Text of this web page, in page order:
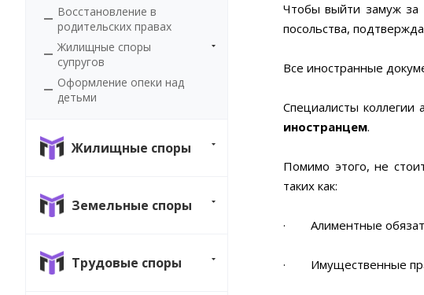
Восстановление в
родительских правах
Жилищные споры
супругов
Оформление опеки над
детьми
Жилищные споры
Земельные споры
Трудовые споры
Чтобы выйти замуж за
посольства,
Все иностранные
Специалисты
иностранцем.
Помимо этого, не
таких как:
· Алиментные
· Имущественные